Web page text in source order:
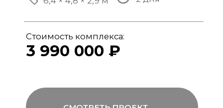
4 890 000 ₽
Монтаж:
2 дня
8,4 × 4,8 × 3,1 м
Размеры (ДxШxВ):
32 дня
изготовления:
40 м²
модульный банный комплекс